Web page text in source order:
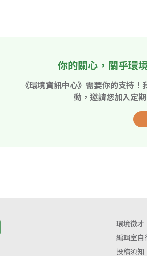
你的關心，關乎環
《環境資訊中心》需要你的支持
動，邀請您加入定
環境徵才
編輯室自
投稿須知